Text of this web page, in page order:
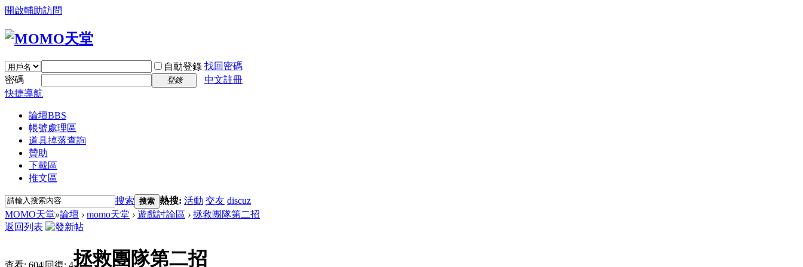
開啟輔助訪問
自動登錄 找回密碼
密碼
登錄
中文註冊
快捷導航
論壇BBS
帳號處理區
道具掉落查詢
贊助
下載區
推文區
搜索 搜索 熱搜: 活動 交友 discuz
MOMO天堂»論壇 › momo天堂 › 遊戲討論區 › 拯救團隊第二招
返回列表
查看: 604|回復: 4拯救團隊第二招